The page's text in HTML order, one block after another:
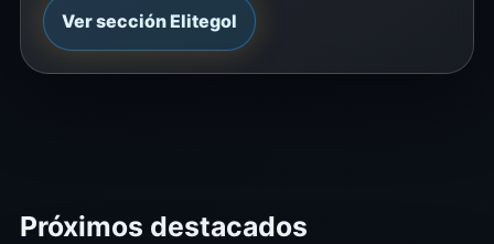
Ver sección Elitegol
Próximos destacados